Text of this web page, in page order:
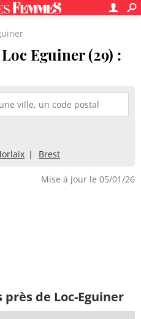
Eguiner (29) :
Brest
Mise à jour le 05/01/26
de Loc-Eguiner